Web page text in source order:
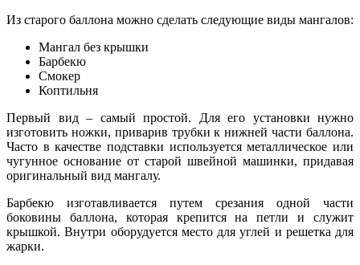
Из старого баллона можно сделать следующие виды мангалов:
Мангал без крышки
Барбекю
Смокер
Коптильня
Первый вид – самый простой. Для его установки нужно
изготовить ножки, приварив трубки к нижней части баллона.
Часто в качестве подставки используется металлическое или
чугунное основание от старой швейной машинки, придавая
оригинальный вид мангалу.
Барбекю изготавливается путем срезания одной части
боковины баллона, которая крепится на петли и служит
крышкой. Внутри оборудуется место для углей и решетка для
жарки.